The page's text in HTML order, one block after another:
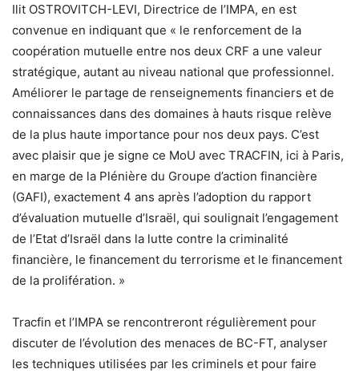
Ilit OSTROVITCH-LEVI, Directrice de l’IMPA, en est
convenue en indiquant que « le renforcement de la
coopération mutuelle entre nos deux CRF a une valeur
stratégique, autant au niveau national que professionnel.
Améliorer le partage de renseignements financiers et de
connaissances dans des domaines à hauts risque relève
de la plus haute importance pour nos deux pays. C’est
avec plaisir que je signe ce MoU avec TRACFIN, ici à Paris,
en marge de la Plénière du Groupe d’action financière
(GAFI), exactement 4 ans après l’adoption du rapport
d’évaluation mutuelle d’Israël, qui soulignait l’engagement
de l’Etat d’Israël dans la lutte contre la criminalité
financière, le financement du terrorisme et le financement
de la prolifération. »
Tracfin et l’IMPA se rencontreront régulièrement pour
discuter de l’évolution des menaces de BC-FT, analyser
les techniques utilisées par les criminels et pour faire